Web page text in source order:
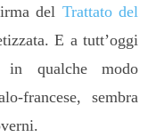
del Trattato del
E a tutt’oggi
in qualche modo
francese, sembra